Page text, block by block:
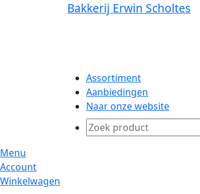
Bakkerij Erwin Scholtes
Assortiment
Aanbiedingen
Naar onze website
Menu
Account
Winkelwagen